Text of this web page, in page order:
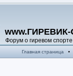
Форум о гиревом спорте
Главная страница •